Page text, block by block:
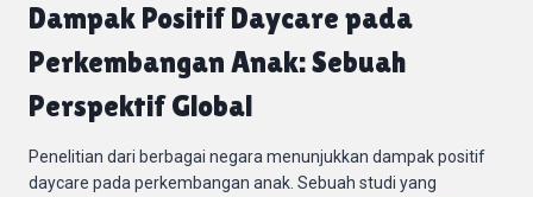
Dampak Positif Daycare pada
Perkembangan Anak: Sebuah
Perspektif Global
Penelitian dari berbagai negara menunjukkan dampak positif
daycare pada perkembangan anak. Sebuah studi yang